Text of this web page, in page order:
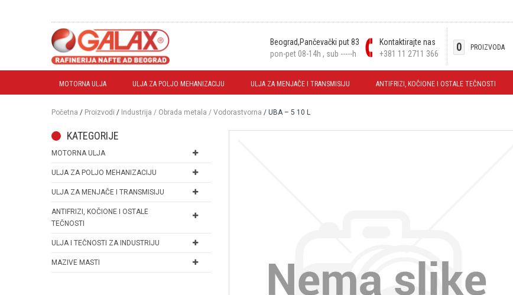
0 PROIZVODA
Beograd,Pančevački put 83
pon-pet 08-14h , sub -----h
Kontaktirajte nas
+381 11 2711 366
MOTORNA ULJA ULJA ZA POLJO MEHANIZACIJU ULJA ZA MENJAČE I TRANSMISIJU ANTIFRIZI, KOČIONE I OSTALE TEČNOSTI
Početna / Proizvodi / Industrija / Obrada metala / Vodorastvorna / UBA – 5 10 L
KATEGORIJE
MOTORNA ULJA
ULJA ZA POLJO MEHANIZACIJU
ULJA ZA MENJAČE I TRANSMISIJU
ANTIFRIZI, KOČIONE I OSTALE
TEČNOSTI
ULJA I TEČNOSTI ZA INDUSTRIJU
MAZIVE MASTI